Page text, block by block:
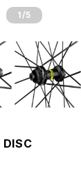
1 /5